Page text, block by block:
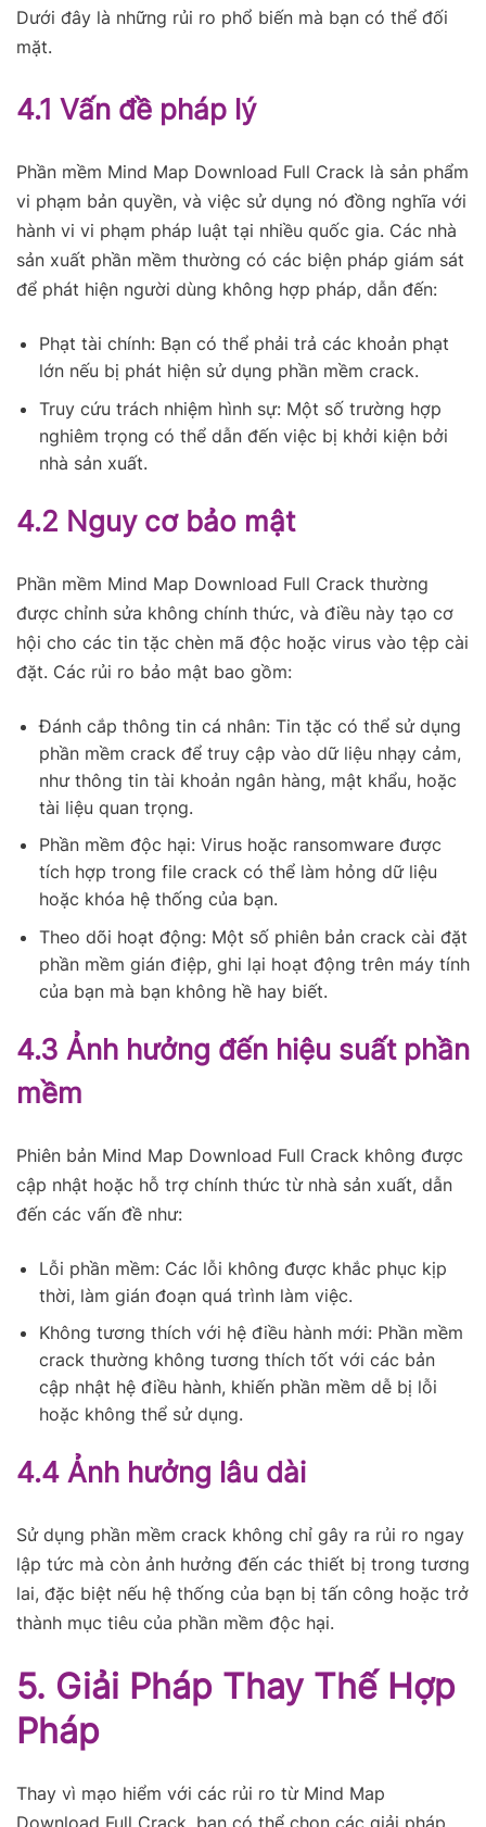
Dưới đây là những rủi ro phổ biến mà bạn có thể đối
mặt.
4.1 Vấn đề pháp lý
Phần mềm Mind Map Download Full Crack là sản phẩm
vi phạm bản quyền, và việc sử dụng nó đồng nghĩa với
hành vi vi phạm pháp luật tại nhiều quốc gia. Các nhà
sản xuất phần mềm thường có các biện pháp giám sát
để phát hiện người dùng không hợp pháp, dẫn đến:
Phạt tài chính: Bạn có thể phải trả các khoản phạt
lớn nếu bị phát hiện sử dụng phần mềm crack.
Truy cứu trách nhiệm hình sự: Một số trường hợp
nghiêm trọng có thể dẫn đến việc bị khởi kiện bởi
nhà sản xuất.
4.2 Nguy cơ bảo mật
Phần mềm Mind Map Download Full Crack thường
được chỉnh sửa không chính thức, và điều này tạo cơ
hội cho các tin tặc chèn mã độc hoặc virus vào tệp cài
đặt. Các rủi ro bảo mật bao gồm:
Đánh cắp thông tin cá nhân: Tin tặc có thể sử dụng
phần mềm crack để truy cập vào dữ liệu nhạy cảm,
như thông tin tài khoản ngân hàng, mật khẩu, hoặc
tài liệu quan trọng.
Phần mềm độc hại: Virus hoặc ransomware được
tích hợp trong file crack có thể làm hỏng dữ liệu
hoặc khóa hệ thống của bạn.
Theo dõi hoạt động: Một số phiên bản crack cài đặt
phần mềm gián điệp, ghi lại hoạt động trên máy tính
của bạn mà bạn không hề hay biết.
4.3 Ảnh hưởng đến hiệu suất phần
mềm
Phiên bản Mind Map Download Full Crack không được
cập nhật hoặc hỗ trợ chính thức từ nhà sản xuất, dẫn
đến các vấn đề như:
Lỗi phần mềm: Các lỗi không được khắc phục kịp
thời, làm gián đoạn quá trình làm việc.
Không tương thích với hệ điều hành mới: Phần mềm
crack thường không tương thích tốt với các bản
cập nhật hệ điều hành, khiến phần mềm dễ bị lỗi
hoặc không thể sử dụng.
4.4 Ảnh hưởng lâu dài
Sử dụng phần mềm crack không chỉ gây ra rủi ro ngay
lập tức mà còn ảnh hưởng đến các thiết bị trong tương
lai, đặc biệt nếu hệ thống của bạn bị tấn công hoặc trở
thành mục tiêu của phần mềm độc hại.
5. Giải Pháp Thay Thế Hợp
Pháp
Thay vì mạo hiểm với các rủi ro từ Mind Map